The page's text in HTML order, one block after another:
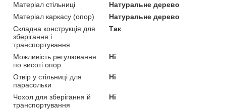
Матеріал стільниці
Натуральне дерево
Матеріал каркасу (опор)
Натуральне дерево
Складна конструкція для
зберігання і
транспортування
Так
Можливість регулювання
по висоті опор
Ні
Отвір у стільниці для
парасольки
Ні
Чохол для зберігання й
транспортування
Ні